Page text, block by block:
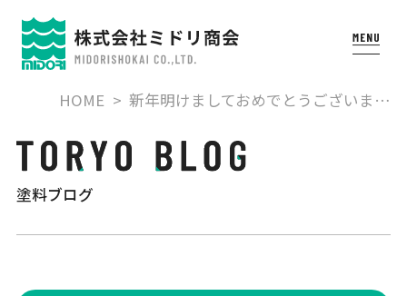
HOME 新年明けましておめでとうございま…
塗料ブログ